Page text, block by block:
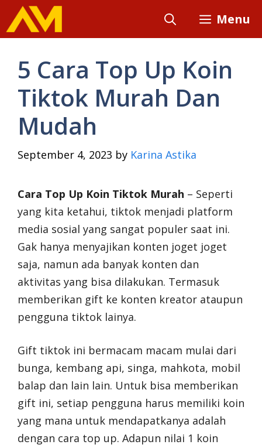
Skip
to
Menu
5 Cara Top Up Koin
Tiktok Murah Dan
Mudah
September 4, 2023 by Karina Astika
Cara Top Up Koin Tiktok Murah – Seperti
yang kita ketahui, tiktok menjadi platform
media sosial yang sangat populer saat ini.
Gak hanya menyajikan konten joget joget
saja, namun ada banyak konten dan
aktivitas yang bisa dilakukan. Termasuk
memberikan gift ke konten kreator ataupun
pengguna tiktok lainya.
Gift tiktok ini bermacam macam mulai dari
bunga, kembang api, singa, mahkota, mobil
balap dan lain lain. Untuk bisa memberikan
gift ini, setiap pengguna harus memiliki koin
yang mana untuk mendapatkanya adalah
dengan cara top up. Adapun nilai 1 koin